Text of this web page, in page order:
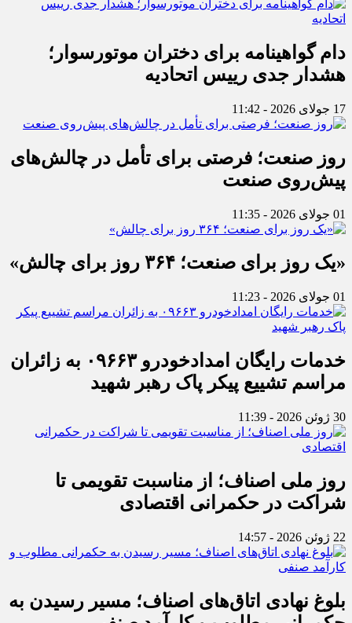
دام گواهینامه برای دختران موتورسوار؛
هشدار جدی رییس اتحادیه
17 جولای 2026 - 11:42
روز صنعت؛ فرصتی برای تأمل در چالش‌های
پیش‌روی صنعت
01 جولای 2026 - 11:35
«یک روز برای صنعت؛ ۳۶۴ روز برای چالش»
01 جولای 2026 - 11:23
خدمات رایگان امدادخودرو ۰۹۶۶۳ به زائران
مراسم تشییع پیکر پاک رهبر شهید
30 ژوئن 2026 - 11:39
روز ملی اصناف؛ از مناسبت تقویمی تا
شراکت در حکمرانی اقتصادی
22 ژوئن 2026 - 14:57
بلوغ نهادی اتاق‌های اصناف؛ مسیر رسیدن به